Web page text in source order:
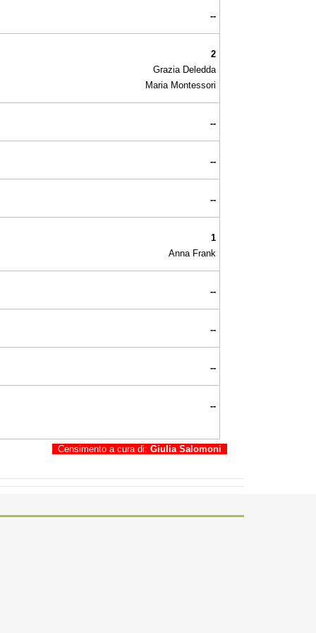
--
2
Grazia Deledda
Maria Montessori
--
--
--
1
Anna Frank
--
--
--
--
Censimento a cura di: Giulia Salomoni